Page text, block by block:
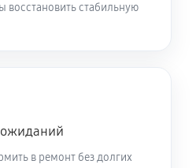
восстановить стабильную
ожиданий
в ремонт без долгих